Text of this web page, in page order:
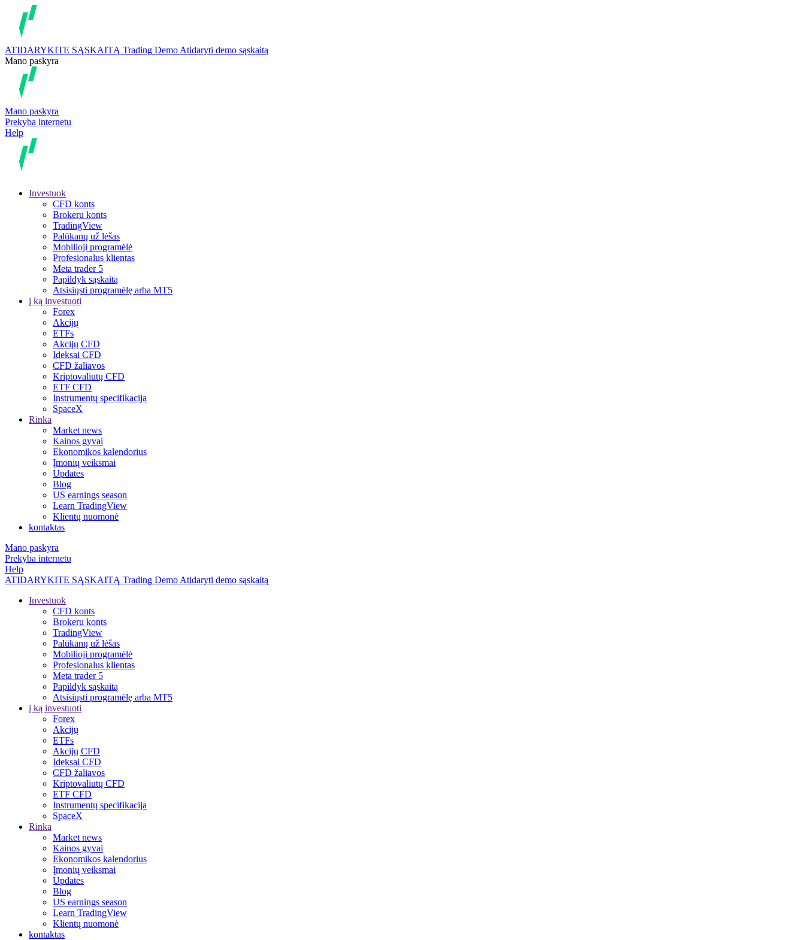
ATIDARYKITE SĄSKAITĄ Trading Demo Atidaryti demo sąskaitą
Mano paskyra
Mano paskyra
Prekyba internetu
Help
Investuok
CFD konts
Brokeru konts
TradingView
Palūkanų už lėšas
Mobilioji programėlė
Profesionalus klientas
Meta trader 5
Papildyk sąskaitą
Atsisiųsti programėlę arba MT5
į ką investuoti
Forex
Akcijų
ETFs
Akcijų CFD
Ideksai CFD
CFD žaliavos
Kriptovaliutų CFD
ETF CFD
Instrumentų specifikacija
SpaceX
Rinka
Market news
Kainos gyvai
Ekonomikos kalendorius
Įmonių veiksmai
Updates
Blog
US earnings season
Learn TradingView
Klientų nuomonė
kontaktas
Mano paskyra
Prekyba internetu
Help
ATIDARYKITE SĄSKAITĄ Trading Demo Atidaryti demo sąskaitą
Investuok
CFD konts
Brokeru konts
TradingView
Palūkanų už lėšas
Mobilioji programėlė
Profesionalus klientas
Meta trader 5
Papildyk sąskaitą
Atsisiųsti programėlę arba MT5
į ką investuoti
Forex
Akcijų
ETFs
Akcijų CFD
Ideksai CFD
CFD žaliavos
Kriptovaliutų CFD
ETF CFD
Instrumentų specifikacija
SpaceX
Rinka
Market news
Kainos gyvai
Ekonomikos kalendorius
Įmonių veiksmai
Updates
Blog
US earnings season
Learn TradingView
Klientų nuomonė
kontaktas